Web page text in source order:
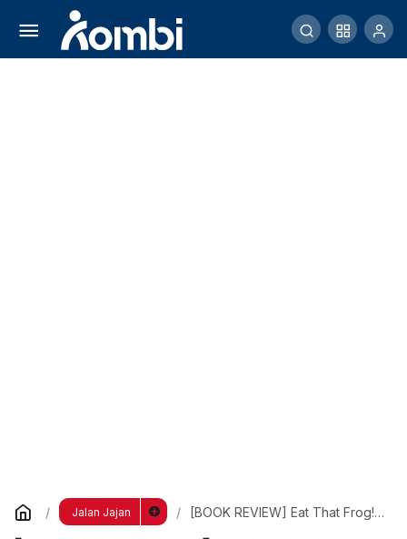
Jalan Jajan
[BOOK REVIEW] Eat That Frog!
[BOOK REVIEW] Eat That Frog! Karya Brian